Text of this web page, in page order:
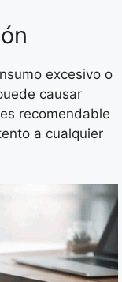
excesivo o
causar
recomendable
a cualquier